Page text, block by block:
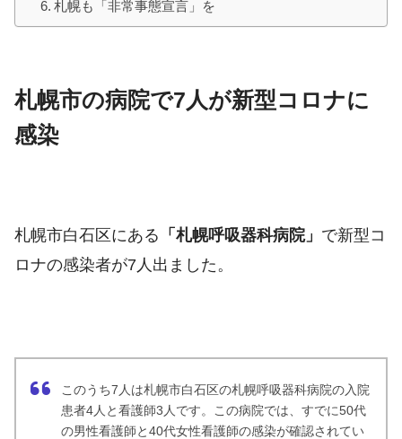
札幌も「非常事態宣言」を
札幌市の病院で7人が新型コロナに
感染
札幌市白石区にある 「札幌呼吸器科病院」 で新型コ
ロナの感染者が7人出ました。
このうち7人は札幌市白石区の札幌呼吸器科病院の入院
患者4人と看護師3人です。この病院では、すでに50代
の男性看護師と40代女性看護師の感染が確認されてい